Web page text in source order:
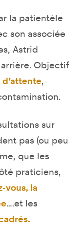
la patientèle
son associée
Astrid
Objectif
,
sur
pas (ou peu
que les
praticiens,
vous, la
….et les